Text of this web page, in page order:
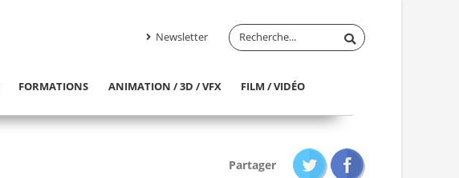
Newsletter
FORMATIONS ANIMATION / 3D / VFX FILM / VIDÉO
Partager